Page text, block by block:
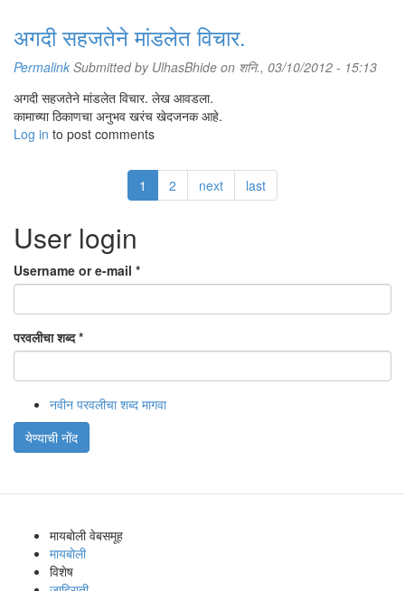
अगदी सहजतेने मांडलेत विचार.
Permalink Submitted by UlhasBhide on शनि., 03/10/2012 - 15:13
अगदी सहजतेने मांडलेत विचार. लेख आवडला.
कामाच्या ठिकाणचा अनुभव खरंच खेदजनक आहे.
Log in to post comments
1 2 next last
User login
Username or e-mail *
परवलीचा शब्द*
नवीन परवलीचा शब्द मागवा
येण्याची नोंद
मायबोली वेबसमूह
मायबोली
विशेष